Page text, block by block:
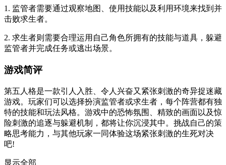
1. 监管者需要通过观察地图、使用技能以及利用环境来找到并
击败求生者。
2. 求生者则需要合理运用自己角色所拥有的技能与道具，躲避
监管者并完成任务或逃出场景。
游戏简评
第五人格是一款引人入胜、令人兴奋又紧张刺激的奇异捉迷藏
游戏。玩家们可以选择扮演监管者或求生者，每个阵营都有独
特的技能和玩法风格。游戏中的恐怖氛围、精致的画面以及惊
险刺激的追逐与躲避机制，都将让你沉浸其中。挑战自己的策
略思考能力，与其他玩家一同体验这场紧张刺激的生死对决
吧!
显示全部